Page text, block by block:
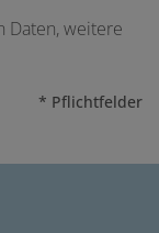
Daten, weitere
* Pflichtfelder